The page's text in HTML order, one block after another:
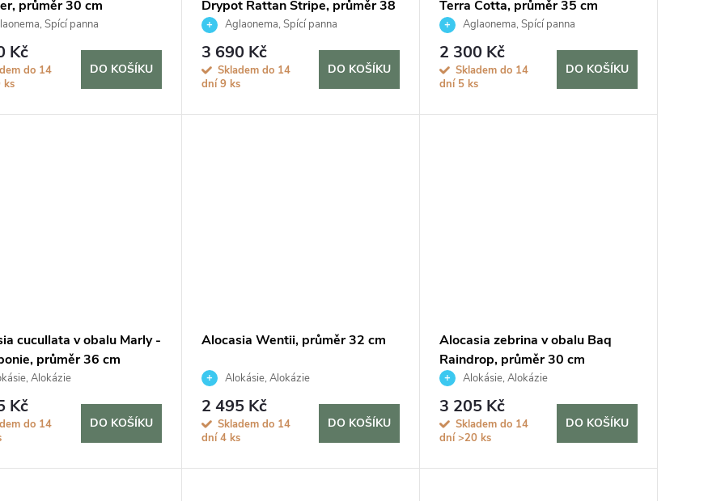
průměr 30 cm
Spící panna
Kč
do 14
ks
DO KOŠÍKU
Drypot Rattan Stripe, průměr 38
cm Aglaonema, Spící panna
3 690 Kč
Skladem do 14
dní9 ks
DO KOŠÍKU
Terra Cotta, průměr 35 cm
Aglaonema, Spící panna
2 300 Kč
Skladem do 14
dní 5 ks
DO KOŠÍKU
cucullata v obalu Marly -
průměr 36 cm
Alokázie
Kč
do 14
DO KOŠÍKU
Alocasia Wentii, průměr 32 cm
Alokásie, Alokázie
2 495 Kč
Skladem do 14
dní4 ks
DO KOŠÍKU
Alocasia zebrina v obalu Baq
Raindrop, průměr 30 cm
Alokásie, Alokázie
3 205 Kč
Skladem do 14
dní>20 ks
DO KOŠÍKU